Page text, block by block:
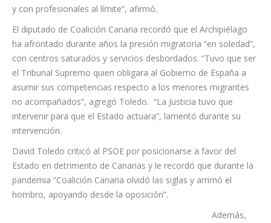
“Jamás nadie podrá decirle a Canarias que es insolidaria.
Canarias ha respondido con humanidad, con recursos propios
y con profesionales al límite”, afirmó.
El diputado de Coalición Canaria recordó que el Archipiélago
ha afrontado durante años la presión migratoria “en soledad”,
con centros saturados y servicios desbordados. “Tuvo que ser
el Tribunal Supremo quien obligara al Gobierno de España a
asumir sus competencias respecto a los menores migrantes
no acompañados”, agregó Toledo. “La Justicia tuvo que
intervenir para que el Estado actuara”, lamentó durante su
intervención.
David Toledo criticó al PSOE por posicionarse a favor del
Estado en detrimento de Canarias y le recordó que durante la
pandemia “Coalición Canaria olvidó las siglas y arrimó el